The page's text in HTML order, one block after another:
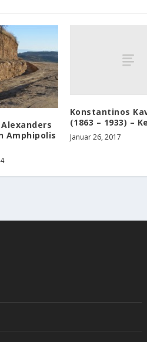
Amphipolis
Konstantinos
(1863 – 1933) –
Januar 26, 2017